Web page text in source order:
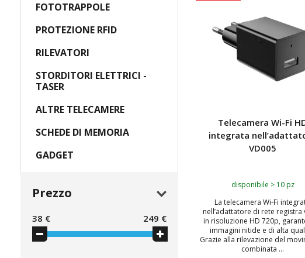
Telecamera Wi-Fi
integrata
VD005
disponibile > 10 pz
La telecamera Wi-Fi
nell’adattatore di rete registra
in risoluzione HD 720p,
immagini nitide e di alta
Grazie alla rilevazione del
combinata ...
FOTOTRAPPOLE
PROTEZIONE RFID
RILEVATORI
STORDITORI ELETTRICI -
TASER
ALTRE TELECAMERE
SCHEDE DI MEMORIA
GADGET
Prezzo
38 € 249 €